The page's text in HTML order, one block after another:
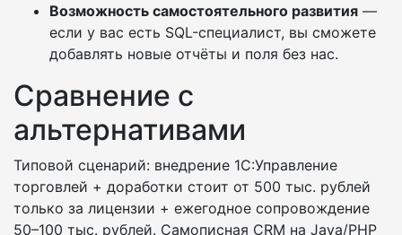
Возможность самостоятельного развития —
если у вас есть SQL-специалист, вы сможете
добавлять новые отчёты и поля без нас.
Сравнение с
альтернативами
Типовой сценарий: внедрение 1С:Управление
торговлей + доработки стоит от 500 тыс. рублей
только за лицензии + ежегодное сопровождение
50–100 тыс. рублей. Самописная CRM на Java/PHP